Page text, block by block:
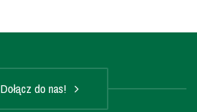
Dołącz do nas!